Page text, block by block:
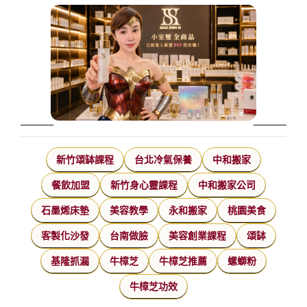
新竹頌缽課程 台北冷氣保養 中和搬家
餐飲加盟 新竹身心靈課程 中和搬家公司
石墨烯床墊 美容教學 永和搬家 桃園美食
客製化沙發 台南做臉 美容創業課程 頌缽
基隆抓漏 牛樟芝 牛樟芝推薦 螺螄粉
牛樟芝功效